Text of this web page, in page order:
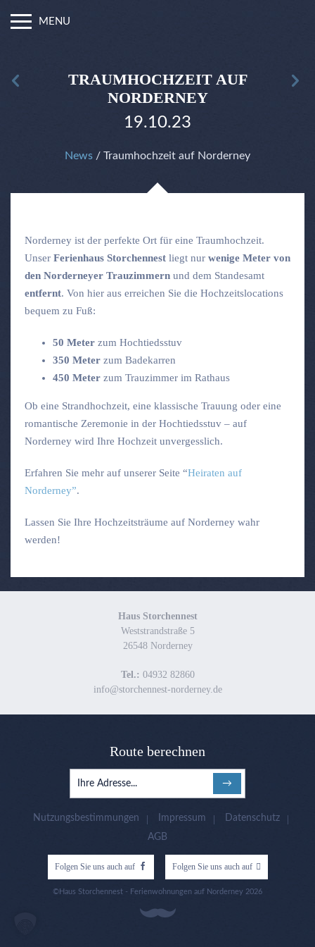
MENU
TRAUMHOCHZEIT AUF
NORDERNEY
19.10.23
News / Traumhochzeit auf Norderney
Norderney ist der perfekte Ort für eine Traumhochzeit.
Unser Ferienhaus Storchennest liegt nur wenige Meter von
den Norderneyer Trauzimmern und dem Standesamt
entfernt. Von hier aus erreichen Sie die Hochzeitslocations
bequem zu Fuß:
50 Meter zum Hochtiedsstuv
350 Meter zum Badekarren
450 Meter zum Trauzimmer im Rathaus
Ob eine Strandhochzeit, eine klassische Trauung oder eine
romantische Zeremonie in der Hochtiedsstuv – auf
Norderney wird Ihre Hochzeit unvergesslich.
Erfahren Sie mehr auf unserer Seite “Heiraten auf
Norderney”.
Lassen Sie Ihre Hochzeitsträume auf Norderney wahr
werden!
Haus Storchennest
Weststrandstraße 5
26548 Norderney
Tel.: 04932 82860
info@storchennest-norderney.de
Route berechnen
Nutzungsbestimmungen Impressum
Datenschutz
AGB
Folgen Sie uns auch auf Folgen Sie uns auch auf
©Haus Storchennest - Ferienwohnungen auf Norderney 2026